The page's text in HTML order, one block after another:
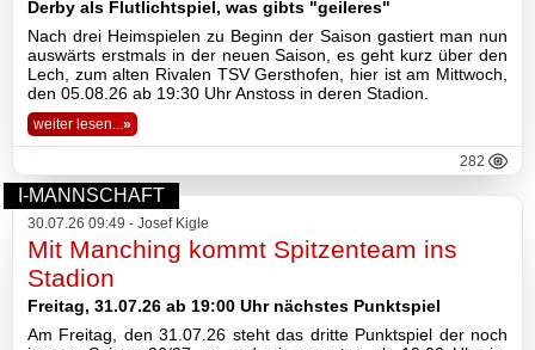
Basketball
TSV
Gaststätte
Sponsoren
Terminkalender
Derby als Flutlichtspiel, was gibts "geileres"
Nach drei Heimspielen zu Beginn der Saison gastiert man nun
auswärts erstmals in der neuen Saison, es geht kurz über den
Lech, zum alten Rivalen TSV Gersthofen, hier ist am Mittwoch,
den 05.08.26 ab 19:30 Uhr Anstoss in deren Stadion.
weiter lesen...»
282
I-MANNSCHAFT
30.07.26 09:49 - Josef Kigle
Mit Manching kommt Spitzenteam ins
Stadion
Freitag, 31.07.26 ab 19:00 Uhr nächstes Punktspiel
Am Freitag, den 31.07.26 steht das dritte Punktspiel der noch